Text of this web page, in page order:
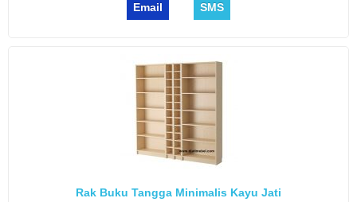
Email SMS
Rak Buku Tangga Minimalis Kayu Jati